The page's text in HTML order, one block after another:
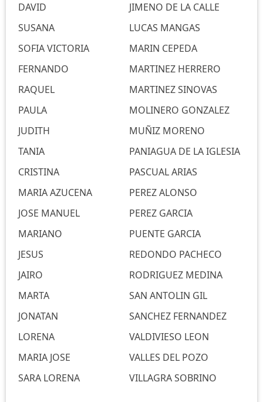
DAVID
JIMENO DE LA CALLE
SUSANA
LUCAS MANGAS
SOFIA VICTORIA
MARIN CEPEDA
FERNANDO
MARTINEZ HERRERO
RAQUEL
MARTINEZ SINOVAS
PAULA
MOLINERO GONZALEZ
JUDITH
MUÑIZ MORENO
TANIA
PANIAGUA DE LA IGLESIA
CRISTINA
PASCUAL ARIAS
MARIA AZUCENA
PEREZ ALONSO
JOSE MANUEL
PEREZ GARCIA
MARIANO
PUENTE GARCIA
JESUS
REDONDO PACHECO
JAIRO
RODRIGUEZ MEDINA
MARTA
SAN ANTOLIN GIL
JONATAN
SANCHEZ FERNANDEZ
LORENA
VALDIVIESO LEON
MARIA JOSE
VALLES DEL POZO
SARA LORENA
VILLAGRA SOBRINO